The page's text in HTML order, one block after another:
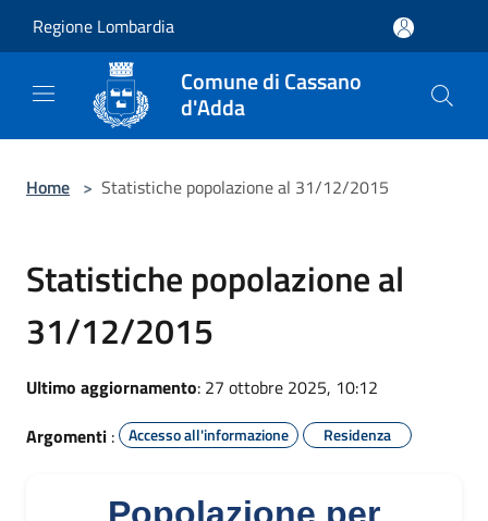
Regione Lombardia
Comune di Cassano
d'Adda
Home > Statistiche popolazione al 31/12/2015
Statistiche popolazione al
31/12/2015
Ultimo aggiornamento: 27 ottobre 2025, 10:12
Argomenti : Accesso all'informazione Residenza
Popolazione per